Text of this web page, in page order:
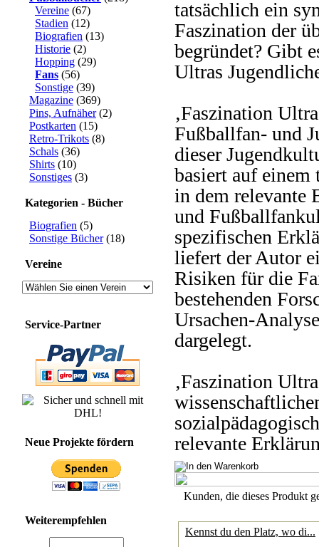
Vereine (67)
Stadien (12)
Biografien (13)
Historie (2)
Hopping (29)
Fans (56)
Sonstige (39)
Magazine (369)
Pins, Aufnäher(2)
Postkarten (15)
Retro-Trikots (8)
Schals (36)
Shirts (10)
Sonstiges (3)
Kategorien - Bücher
Biografien (5)
Sonstige Bücher(18)
Vereine
Service-Partner
Neue Projekte fördern
Weiterempfehlen
tatsächlich ein
Faszination der
begründet? Gibt
Ultras
‚Faszination
Fußballfan- und
dieser
basiert auf einem
in dem relevante
und
spezifischen
liefert der Autor
Risiken für die
bestehenden
Ursachen-
dargelegt.
‚Faszination
relevante
Kunden, die dieses Produkt
Kennst du den Platz, wo di...